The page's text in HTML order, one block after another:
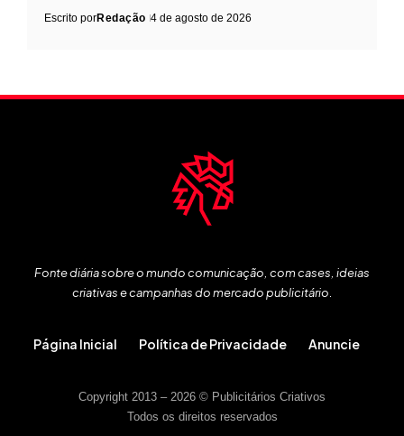
Escrito porRedação 4 de agosto de 2026
Fonte diária sobre o mundo comunicação, com cases, ideias
criativas e campanhas do mercado publicitário.
Página Inicial Política de Privacidade Anuncie
Copyright 2013 – 2026 © Publicitários Criativos
Todos os direitos reservados